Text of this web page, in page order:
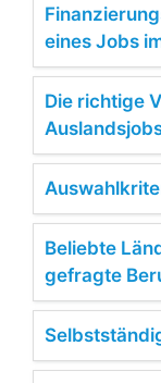
eines Jobs
Die richtige
Beliebte
gefragte